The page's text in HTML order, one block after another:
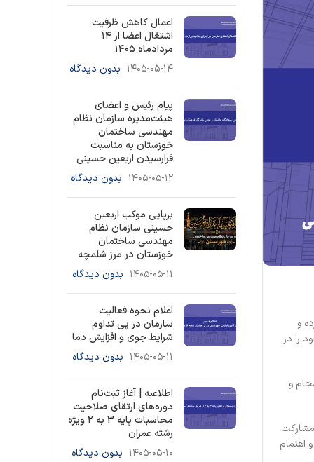
و
را در
و
که بیانگر مشارکت
اهتمام
اعمال کاهش ظرفیت
اشتغال اعضا از ۱۴
مردادماه ۱۴۰۵
۱۴۰۵-۰۵-۱۴ بدون دیدگاه
پیام رئیس و اعضای
هیئت‌مدیره سازمان نظام
مهندسی ساختمان
خوزستان به مناسبت
فرارسیدن اربعین حسینی
۱۴۰۵-۰۵-۱۲ بدون دیدگاه
برپایی موکب اربعین
حسینی سازمان نظام
مهندسی ساختمان
خوزستان در مرز شلمچه
۱۴۰۵-۰۵-۱۱ بدون دیدگاه
اعلام نحوه فعالیت
سازمان در پی تداوم
شرایط جوی و افزایش دما
۱۴۰۵-۰۵-۱۱ بدون دیدگاه
اطلاعیه | آغاز ثبت‌نام
دوره‌های ارتقای صلاحیت
محاسبات پایه 3 به ۲ ویژه
رشته عمران
۱۴۰۵-۰۵-۱۰ بدون دیدگاه